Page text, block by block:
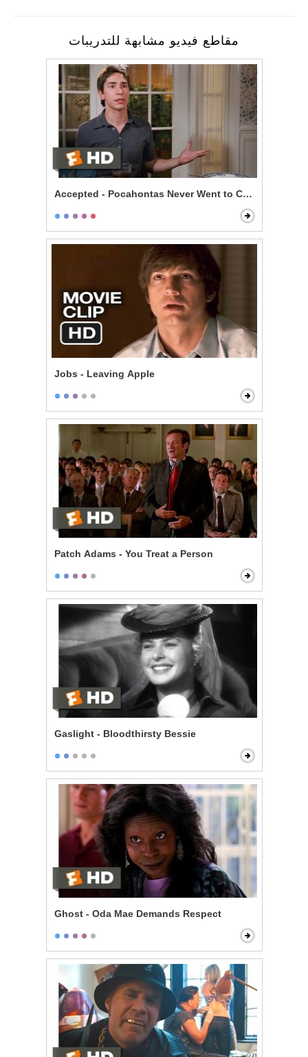
مقاطع فيديو مشابهة للتدريبات
Accepted - Pocahontas Never Went to College
Jobs - Leaving Apple
Patch Adams - You Treat a Person
Gaslight - Bloodthirsty Bessie
Ghost - Oda Mae Demands Respect